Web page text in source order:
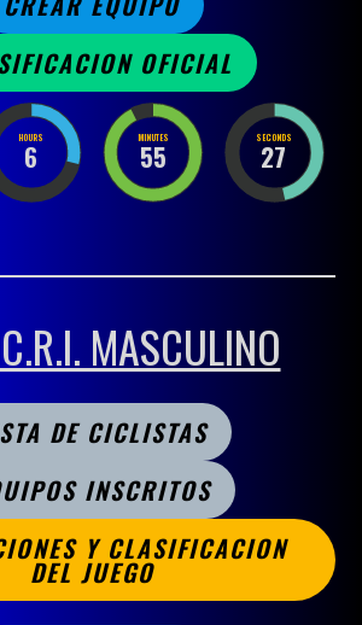
OFICIAL
HOURS
6
MINUTES
55
SECONDS
27
MASCULINO
DE CICLISTAS
INSCRITOS
Y CLASIFICACION
DEL JUEGO